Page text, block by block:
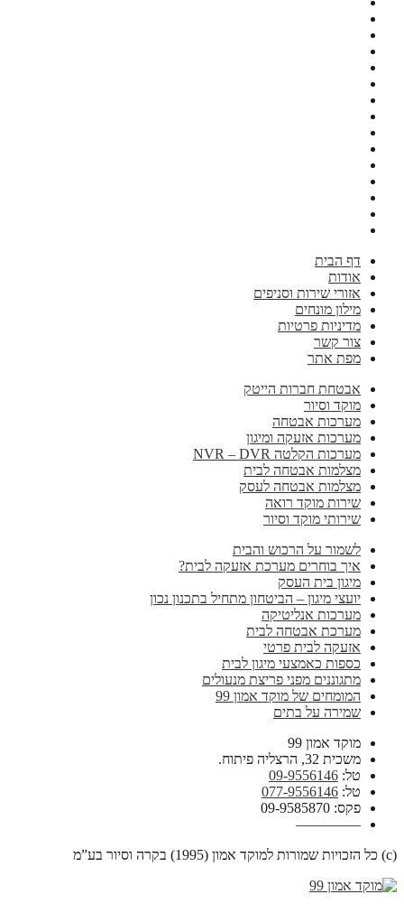
דף הבית
אודות
אזורי שירות וסניפים
מילון מונחים
מדיניות פרטיות
צור קשר
מפת אתר
אבטחת חברות הייטק
מוקד וסיור
מערכות אבטחה
מערכות אזעקה ומיגון
מערכות הקלטה NVR – DVR
מצלמות אבטחה לבית
מצלמות אבטחה לעסק
שירות מוקד רואה
שירותי מוקד וסיור
לשמור על הרכוש והבית
איך בוחרים מערכת אזעקה לבית?
מיגון בית העסק
יועצי מיגון – הביטחון מתחיל בתכנון נכון
מערכות אנליטיקה
מערכת אבטחה לבית
אזעקה לבית פרטי
כספות כאמצעי מיגון לבית
מתגוננים מפני פריצת מנעולים
המומחים של מוקד אמון 99
שמירה על בתים
מוקד אמון 99
משכית 32, הרצליה פיתוח.
טל: 09-9556146
טל: 077-9556146
פקס: 09-9585870
————–
(c) כל הזכויות שמורות למוקד אמון (1995) בקרה וסיור בע”מ